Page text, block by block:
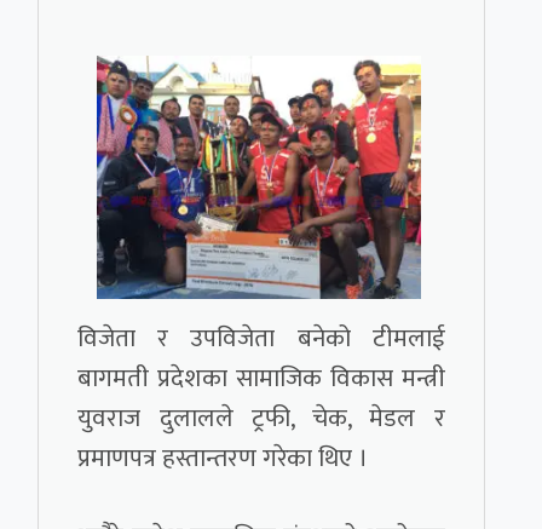
विजेता र उपविजेता बनेको टीमलाई
बागमती प्रदेशका सामाजिक विकास मन्त्री
युवराज दुलालले ट्रफी, चेक, मेडल र
प्रमाणपत्र हस्तान्तरण गरेका थिए ।